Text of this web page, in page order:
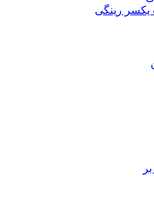
یکسر رینگی